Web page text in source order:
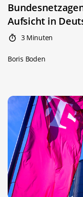
Aufsicht in
3 Minuten
Boris Boden